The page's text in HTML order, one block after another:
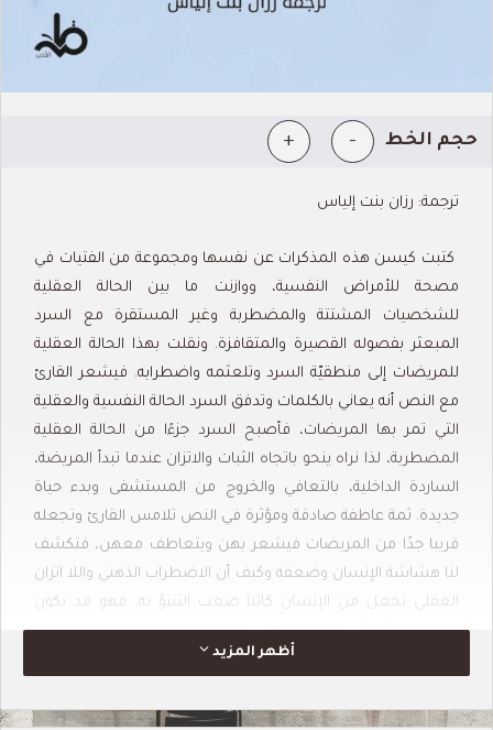
حجم الخط -
+
ترجمة: رزان بنت إلياس
كتبت كيسن هذه المذكرات عن نفسها ومجموعة من الفتيات في
مصحة للأمراض النفسية، ووازنت ما بين الحالة العقلية
للشخصيات المشتتة والمضطربة وغير المستقرة مع السرد
المبعثر بفصوله القصيرة والمتقافزة. ونقلت بهذا الحالة العقلية
للمريضات إلى منطقيّة السرد وتلعثمه واضطرابه. فيشعر القارئ
مع النص أنه يعاني بالكلمات وتدفق السرد الحالة النفسية والعقلية
التي تمر بها المريضات، فأصبح السرد جزءًا من الحالة العقلية
المضطربة، لذا نراه ينحو باتجاه الثبات والاتزان عندما تبدأ المريضة،
الساردة الداخلية، بالتعافي والخروج من المستشفى وبدء حياة
جديدة. ثمة عاطفة صادقة ومؤثرة في النص تلامس القارئ وتجعله
قريبا جدًا من المريضات فيشعر بهن ويتعاطف معهن، فتكشف
لنا هشاشة الإنسان وضعفه وكيف أن الاضطراب الذهني واللا اتزان
العقلي يجعل من الإنسان كائنا صعب التنبؤ به، فهو قد يكون
وديعا جدا أو خطًرا على نفسه والآخرين.
تحميل الكتاب
أظهر المزيد